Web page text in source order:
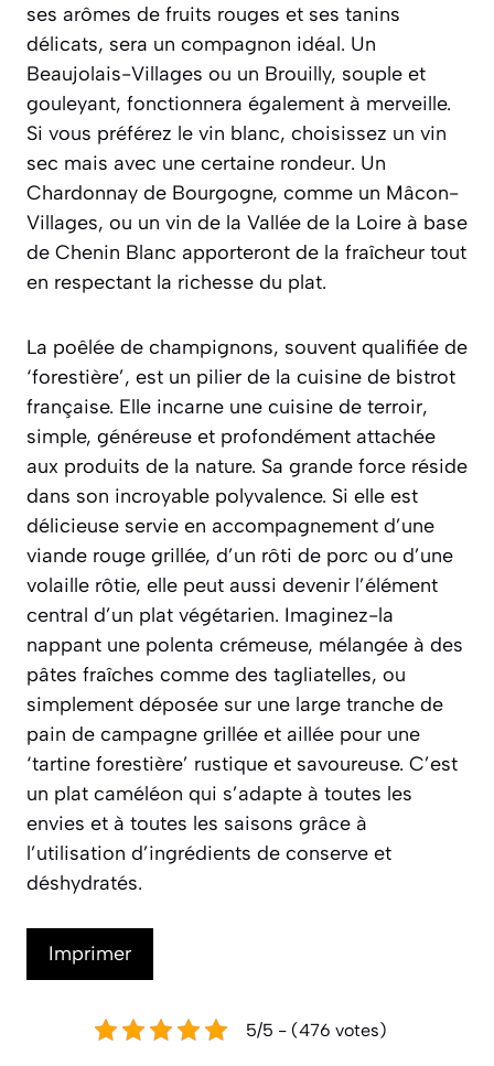
ses arômes de fruits rouges et ses tanins
délicats, sera un compagnon idéal. Un
Beaujolais-Villages ou un Brouilly, souple et
gouleyant, fonctionnera également à merveille.
Si vous préférez le vin blanc, choisissez un vin
sec mais avec une certaine rondeur. Un
Chardonnay de Bourgogne, comme un Mâcon-
Villages, ou un vin de la Vallée de la Loire à base
de Chenin Blanc apporteront de la fraîcheur tout
en respectant la richesse du plat.
La poêlée de champignons, souvent qualifiée de
‘forestière’, est un pilier de la cuisine de bistrot
française. Elle incarne une cuisine de terroir,
simple, généreuse et profondément attachée
aux produits de la nature. Sa grande force réside
dans son incroyable polyvalence. Si elle est
délicieuse servie en accompagnement d’une
viande rouge grillée, d’un rôti de porc ou d’une
volaille rôtie, elle peut aussi devenir l’élément
central d’un plat végétarien. Imaginez-la
nappant une polenta crémeuse, mélangée à des
pâtes fraîches comme des tagliatelles, ou
simplement déposée sur une large tranche de
pain de campagne grillée et aillée pour une
‘tartine forestière’ rustique et savoureuse. C’est
un plat caméléon qui s’adapte à toutes les
envies et à toutes les saisons grâce à
l’utilisation d’ingrédients de conserve et
déshydratés.
Imprimer
5/5 - (476 votes)